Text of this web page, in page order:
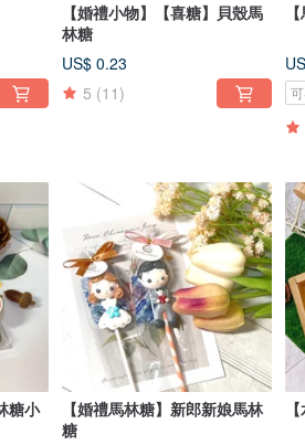
【婚禮小物】【喜糖】貝殼馬
林糖
US$ 0.23
5 (11)
糖小
【婚禮馬林糖】新郎新娘馬林
糖